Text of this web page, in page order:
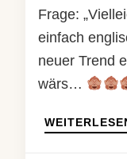
Frage:
einfach
neuer Trend
wärs…